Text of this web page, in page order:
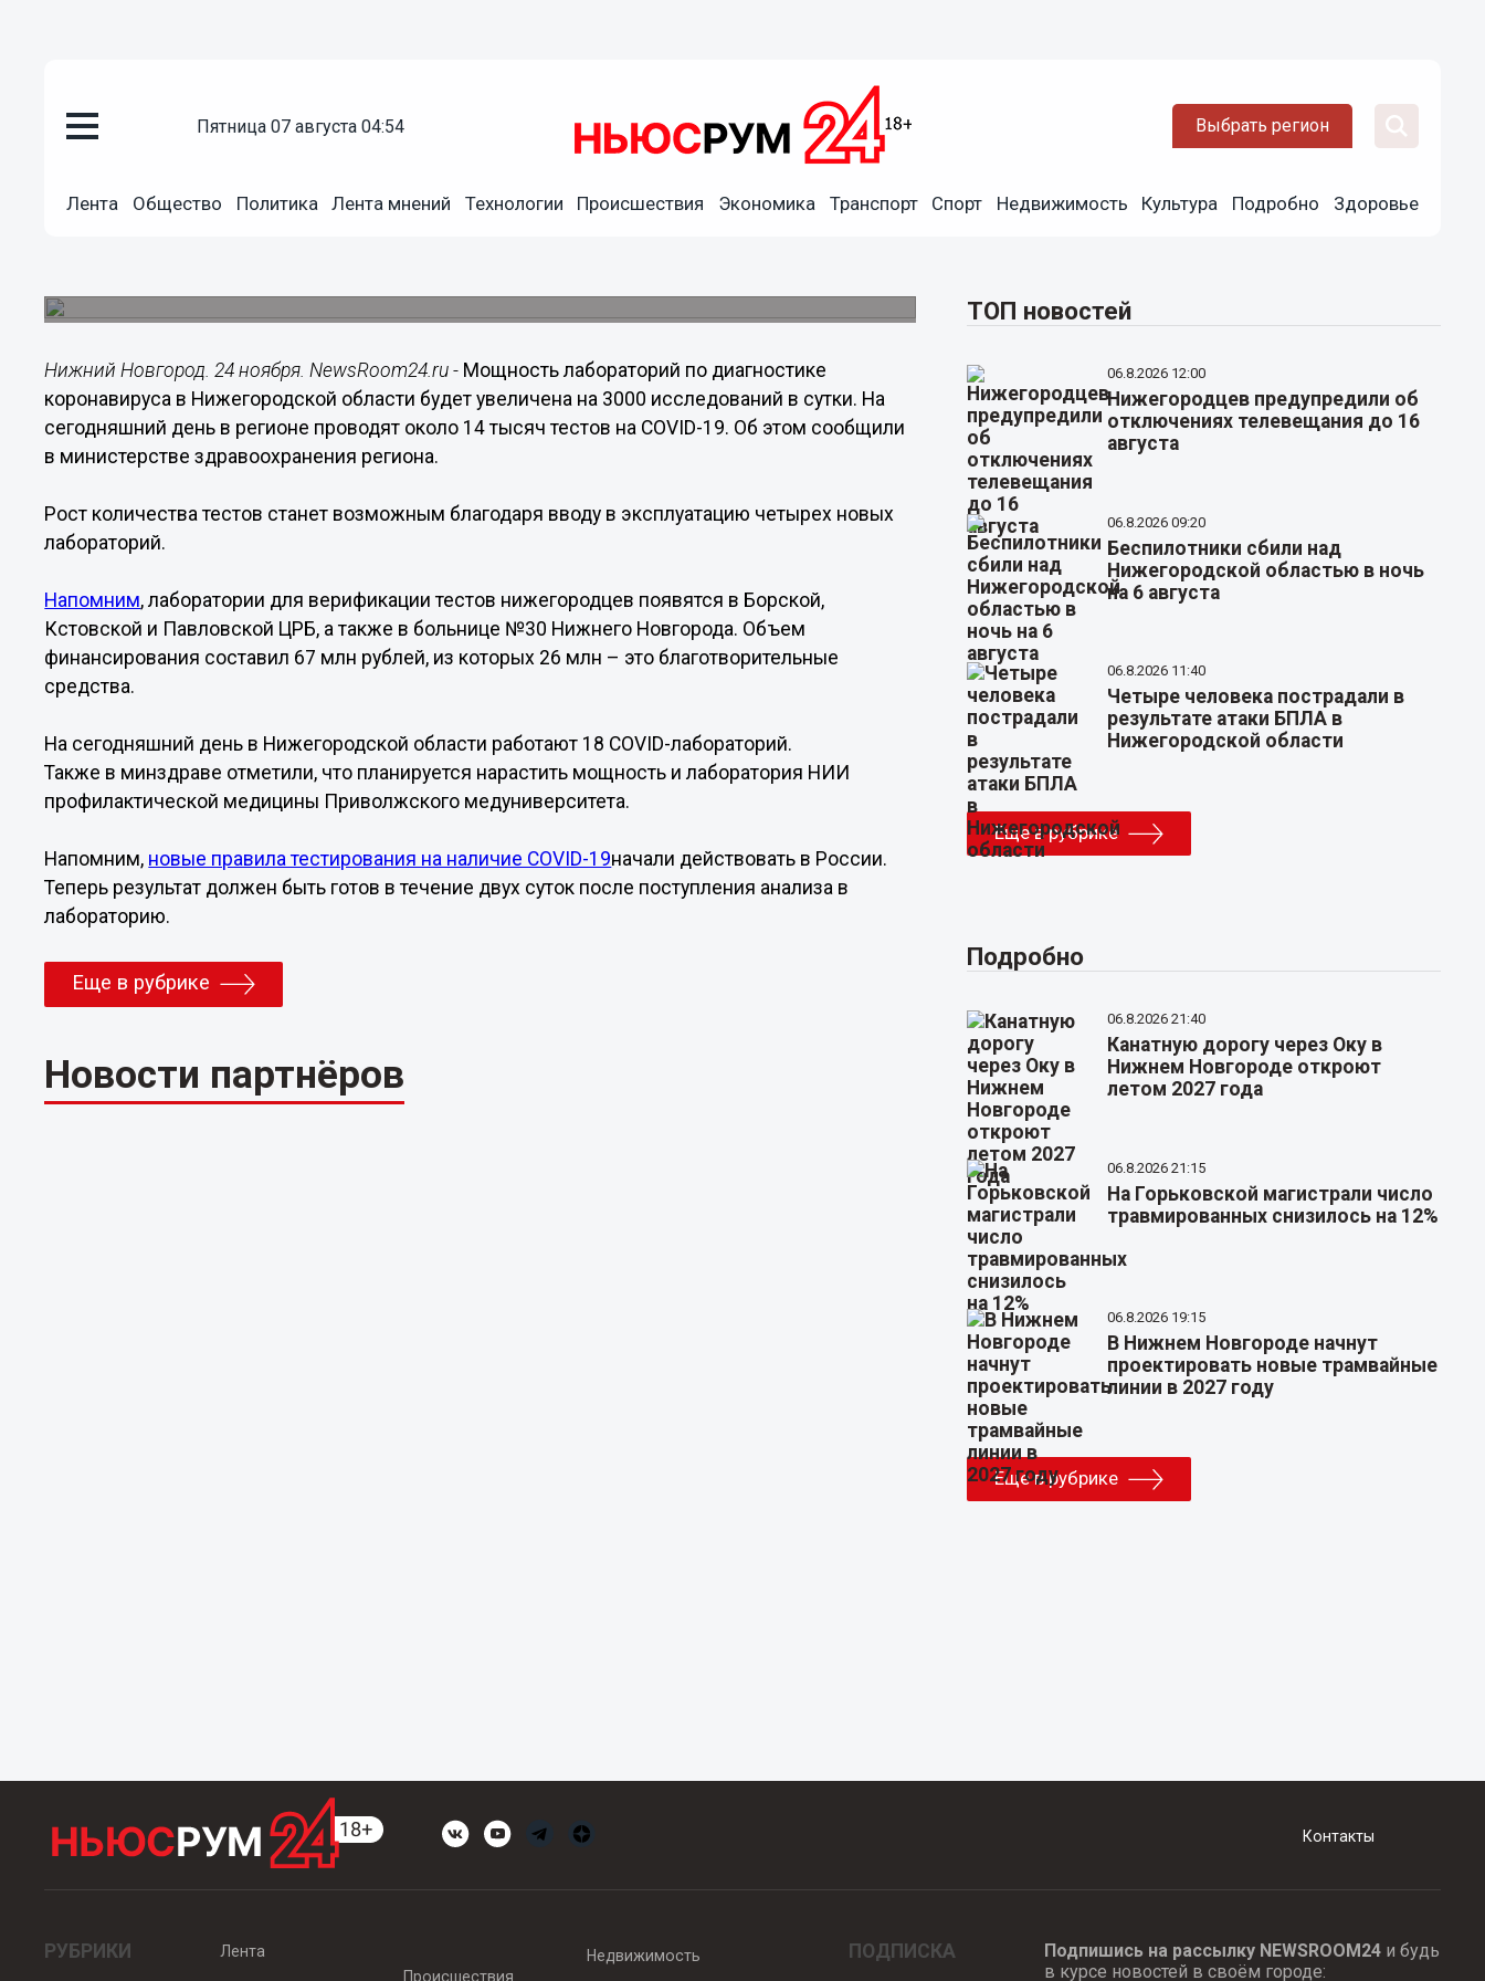
пятница 07 августа 04:54 Выбрать регион
Лента Общество Политика Лента мнений Технологии Происшествия Экономика Транспорт Спорт Недвижимость Культура Подробно Здоровье
В Нижегородской области будут проводить до 17 тысяч
Нижний Новгород. 24 ноября. NewsRoom24.ru - Мощность лабораторий по диагностике
коронавируса в Нижегородской области будет увеличена на 3000 исследований в сутки. На
сегодняшний день в регионе проводят около 14 тысяч тестов на COVID-19. Об этом сообщили
в министерстве здравоохранения региона.
Рост количества тестов станет возможным благодаря вводу в эксплуатацию четырех новых
лабораторий.
Напомним, лаборатории для верификации тестов нижегородцев появятся в Борской,
Кстовской и Павловской ЦРБ, а также в больнице №30 Нижнего Новгорода. Объем
финансирования составил 67 млн рублей, из которых 26 млн – это благотворительные
средства.
На сегодняшний день в Нижегородской области работают 18 COVID-лабораторий.
Также в минздраве отметили, что планируется нарастить мощность и лаборатория НИИ
профилактической медицины Приволжского медуниверситета.
Напомним, новые правила тестирования на наличие COVID-19начали действовать в России.
Теперь результат должен быть готов в течение двух суток после поступления анализа в
лабораторию.
Еще в рубрике
Новости партнёров
ТОП новостей
06.8.2026 12:00
Нижегородцев предупредили об
отключениях телевещания до 16
августа
06.8.2026 09:20
Беспилотники сбили над
Нижегородской областью в ночь
на 6 августа
06.8.2026 11:40
Четыре человека пострадали в
результате атаки БПЛА в
Нижегородской области
Еще в рубрике
Подробно
06.8.2026 21:40
Канатную дорогу через Оку в
Нижнем Новгороде откроют
летом 2027 года
06.8.2026 21:15
На Горьковской магистрали число
травмированных снизилось на 12%
06.8.2026 19:15
В Нижнем Новгороде начнут
проектировать новые трамвайные
линии в 2027 году
Еще в рубрике
Контакты
РУБРИКИ
Лента
Происшествия
Недвижимость ПОДПИСКА Подпишись на рассылку NEWSROOM24и будь
в курсе новостей в своём городе: